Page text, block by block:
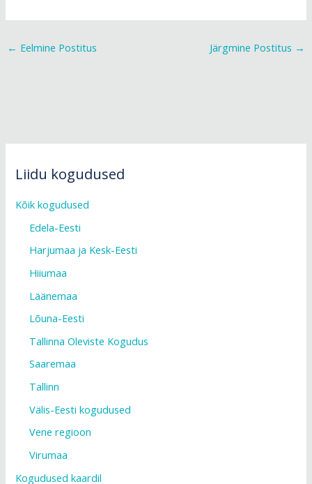
← Eelmine Postitus Järgmine Postitus →
Liidu kogudused
Kõik kogudused
Edela-Eesti
Harjumaa ja Kesk-Eesti
Hiiumaa
Läänemaa
Lõuna-Eesti
Tallinna Oleviste Kogudus
Saaremaa
Tallinn
Välis-Eesti kogudused
Vene regioon
Virumaa
Kogudused kaardil